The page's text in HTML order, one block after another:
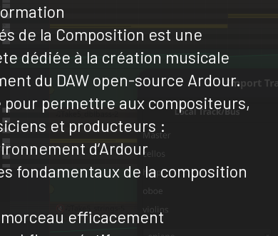
de la Composition est une
dédiée à la création musicale
du DAW open-source Ardour.
pour permettre aux compositeurs,
et producteurs :
d’Ardour
fondamentaux de la composition
efficacement